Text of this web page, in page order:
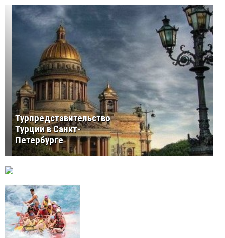
Турпредставительство
Турции в Санкт-
Петербурге